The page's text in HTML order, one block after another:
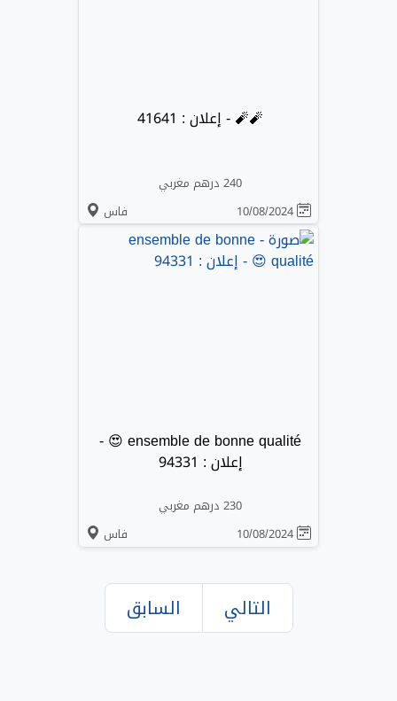
🧨🧨 - إعلان : 41641
240 درهم مغربي
فاس
ensemble de bonne qualité 😍 -
إعلان : 94331
230 درهم مغربي
فاس
السابق التالي